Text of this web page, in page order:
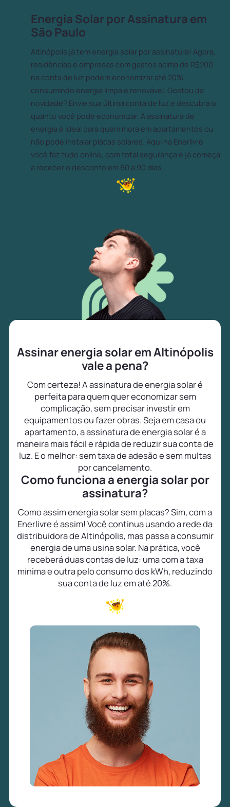
Energia Solar por Assinatura em
São Paulo
Altinópolis já tem energia solar por assinatura! Agora,
residências e empresas com gastos acima de R$200
na conta de luz podem economizar até 20%
consumindo energia limpa e renovável. Gostou da
novidade? Envie sua última conta de luz e descubra o
quanto você pode economizar. A assinatura de
energia é ideal para quem mora em apartamentos ou
não pode instalar placas solares. Aqui na Enerlivre
você faz tudo online, com total segurança e já começa
a receber o desconto em 60 a 90 dias.
Assinar energia solar em Altinópolis
vale a pena?
Com certeza! A assinatura de energia solar é
perfeita para quem quer economizar sem
complicação, sem precisar investir em
equipamentos ou fazer obras. Seja em casa ou
apartamento, a assinatura de energia solar é a
maneira mais fácil e rápida de reduzir sua conta de
luz. E o melhor: sem taxa de adesão e sem multas
por cancelamento.
Como funciona a energia solar por
assinatura?
Como assim energia solar sem placas? Sim, com a
Enerlivre é assim! Você continua usando a rede da
distribuidora de Altinópolis, mas passa a consumir
energia de uma usina solar. Na prática, você
receberá duas contas de luz: uma com a taxa
mínima e outra pelo consumo dos kWh, reduzindo
sua conta de luz em até 20%.